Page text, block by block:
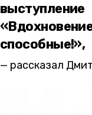
способные!»,
рассказал